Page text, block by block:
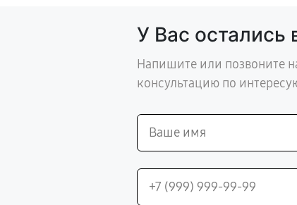
У Вас остались
Напишите или позвоните
консультацию по